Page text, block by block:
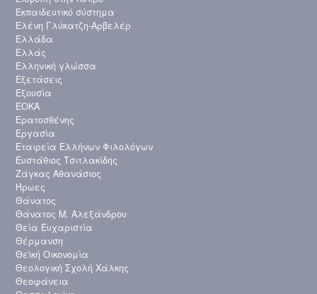
Εκπαιδευτικό σύστημα
Ελένη Γλύκατζη-Αρβελέρ
Ελλάδα
Ελλάς
Ελληνική γλώσσα
Εξετάσεις
Εξουσία
ΕΟΚΑ
Ερατοσθένης
Εργασία
Εταιρεία Ελλήνων Φιλολόγων
Ευστάθιος Τσιτλακίδης
Ζάγκας Αθανάσιος
Ήρωες
Θάνατος
Θάνατος Μ. Αλεξάνδρου
Θεία Ευχαριστία
Θέρμανση
Θεϊκή Οικονομία
Θεολογική Σχολή Χάλκης
Θεοφάνεια